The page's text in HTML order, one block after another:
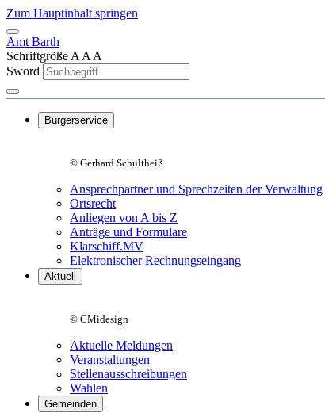
Zum Hauptinhalt springen
Amt Barth
Schriftgröße A A A
Sword
Bürgerservice
© Gerhard Schultheiß
Ansprechpartner und Sprechzeiten der Verwaltung
Ortsrecht
Anliegen von A bis Z
Anträge und Formulare
Klarschiff.MV
Elektronischer Rechnungseingang
Aktuell
© CMidesign
Aktuelle Meldungen
Veranstaltungen
Stellenausschreibungen
Wahlen
Gemeinden